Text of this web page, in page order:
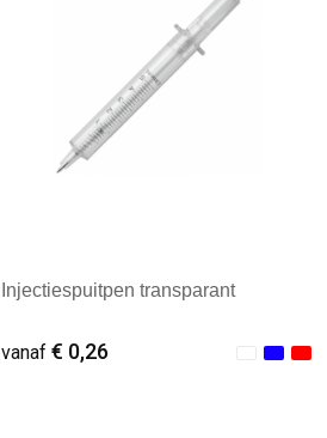
Injectiespuitpen transparant
vanaf € 0,26